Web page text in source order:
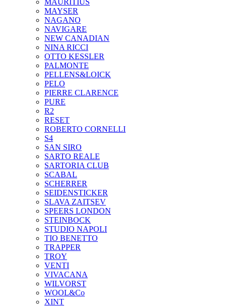
MAYSER
NAGANO
NAVIGARE
NEW CANADIAN
NINA RICCI
OTTO KESSLER
PALMONTE
PELLENS&LOICK
PELO
PIERRE CLARENCE
PURE
R2
RESET
ROBERTO CORNELLI
S4
SAN SIRO
SARTO REALE
SARTORIA CLUB
SCABAL
SCHERRER
SEIDENSTICKER
SLAVA ZAITSEV
SPEERS LONDON
STEINBOCK
STUDIO NAPOLI
TIO BENETTO
TRAPPER
TROY
VENTI
VIVACANA
WILVORST
WOOL&Co
XINT